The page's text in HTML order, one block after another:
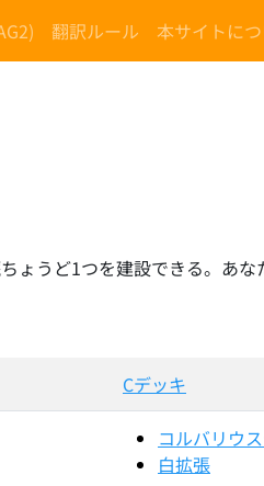
翻訳ルール 本サイトに
ょうど1つを建設できる。あ
Cデッキ
コルバリウ
白拡張